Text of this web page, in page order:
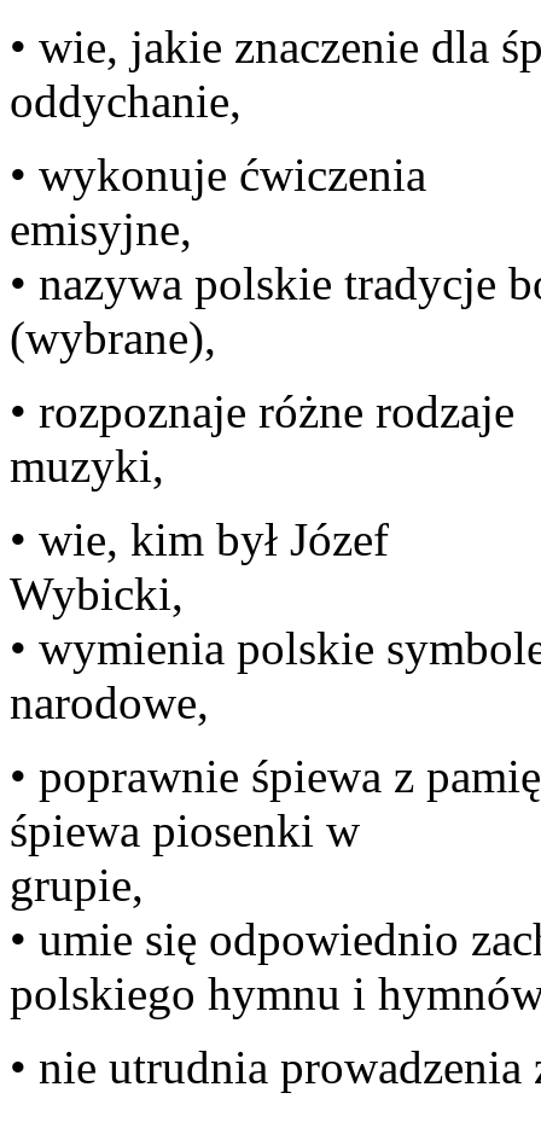
• wie, jakie znaczenie dla
• wykonuje ćwiczenia
• nazywa polskie tradycje
• rozpoznaje różne rodzaje
• wie, kim był Józef
• wymienia polskie
• poprawnie śpiewa z
śpiewa piosenki w
• umie się odpowiednio
polskiego hymnu i
• nie utrudnia prowadzenia